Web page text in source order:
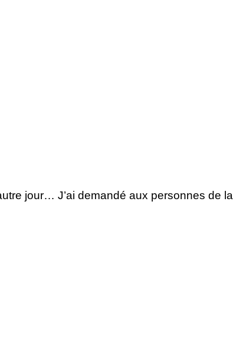
jour… J’ai demandé aux personnes de la